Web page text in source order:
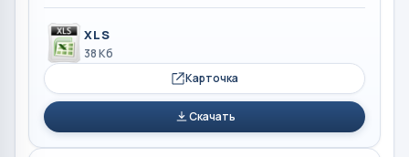
XLS
38 Кб
Карточка
Скачать